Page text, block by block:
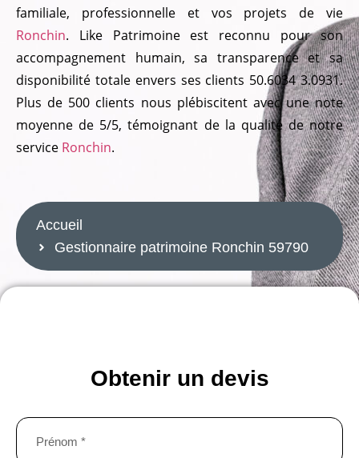
familiale, professionnelle et vos projets de vie
Ronchin. Like Patrimoine est reconnu pour son
accompagnement humain, sa transparence et sa
disponibilité totale envers ses clients 50.6034 3.0931.
Plus de 500 clients nous plébiscitent avec une note
moyenne de 5/5, témoignant de la qualité de notre
service Ronchin.
Accueil
Gestionnaire patrimoine Ronchin 59790
Obtenir un devis